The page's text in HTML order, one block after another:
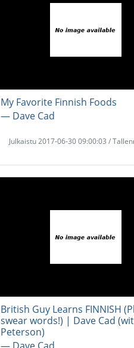
My Favorite Finnish Foods
― Dave Cad
Julkaistu 2017-06-30 09:00:03 /
British Guy Learns FINNISH
swear words!) | Dave Cad
Peterson)